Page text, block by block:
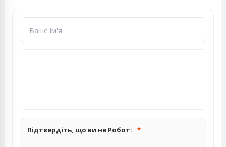
Підтвердіть, що ви не Робот: